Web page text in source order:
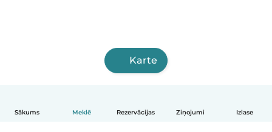
Sākums Meklē Rezervācijas Ziņojumi Izlase
Karte